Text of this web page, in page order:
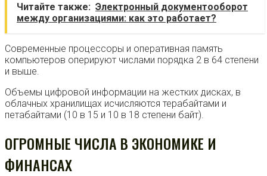
Читайте также: Электронный документооборот
между организациями: как это работает?
Современные процессоры и оперативная память
компьютеров оперируют числами порядка 2 в 64 степени
и выше.
Объемы цифровой информации на жестких дисках, в
облачных хранилищах исчисляются терабайтами и
петабайтами (10 в 15 и 10 в 18 степени байт).
ОГРОМНЫЕ ЧИСЛА В ЭКОНОМИКЕ И
ФИНАНСАХ